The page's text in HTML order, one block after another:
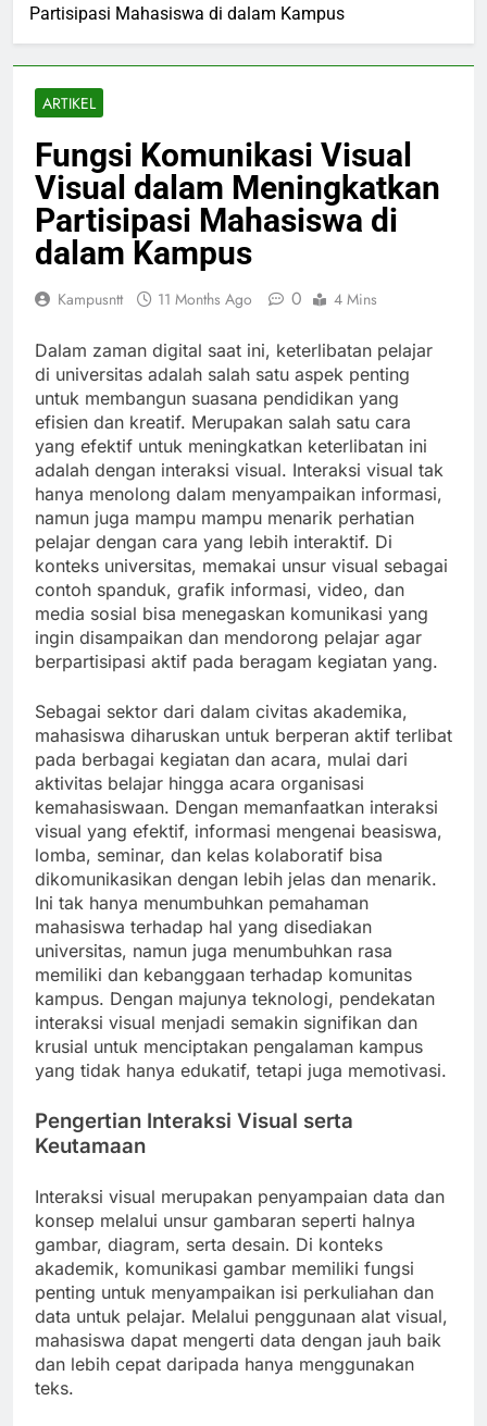
Partisipasi Mahasiswa di dalam Kampus
ARTIKEL
Fungsi Komunikasi Visual
Visual dalam Meningkatkan
Partisipasi Mahasiswa di
dalam Kampus
Kampusntt 11 Months Ago 0 4 Mins
Dalam zaman digital saat ini, keterlibatan pelajar
di universitas adalah salah satu aspek penting
untuk membangun suasana pendidikan yang
efisien dan kreatif. Merupakan salah satu cara
yang efektif untuk meningkatkan keterlibatan ini
adalah dengan interaksi visual. Interaksi visual tak
hanya menolong dalam menyampaikan informasi,
namun juga mampu mampu menarik perhatian
pelajar dengan cara yang lebih interaktif. Di
konteks universitas, memakai unsur visual sebagai
contoh spanduk, grafik informasi, video, dan
media sosial bisa menegaskan komunikasi yang
ingin disampaikan dan mendorong pelajar agar
berpartisipasi aktif pada beragam kegiatan yang.
Sebagai sektor dari dalam civitas akademika,
mahasiswa diharuskan untuk berperan aktif terlibat
pada berbagai kegiatan dan acara, mulai dari
aktivitas belajar hingga acara organisasi
kemahasiswaan. Dengan memanfaatkan interaksi
visual yang efektif, informasi mengenai beasiswa,
lomba, seminar, dan kelas kolaboratif bisa
dikomunikasikan dengan lebih jelas dan menarik.
Ini tak hanya menumbuhkan pemahaman
mahasiswa terhadap hal yang disediakan
universitas, namun juga menumbuhkan rasa
memiliki dan kebanggaan terhadap komunitas
kampus. Dengan majunya teknologi, pendekatan
interaksi visual menjadi semakin signifikan dan
krusial untuk menciptakan pengalaman kampus
yang tidak hanya edukatif, tetapi juga memotivasi.
Pengertian Interaksi Visual serta
Keutamaan
Interaksi visual merupakan penyampaian data dan
konsep melalui unsur gambaran seperti halnya
gambar, diagram, serta desain. Di konteks
akademik, komunikasi gambar memiliki fungsi
penting untuk menyampaikan isi perkuliahan dan
data untuk pelajar. Melalui penggunaan alat visual,
mahasiswa dapat mengerti data dengan jauh baik
dan lebih cepat daripada hanya menggunakan
teks.